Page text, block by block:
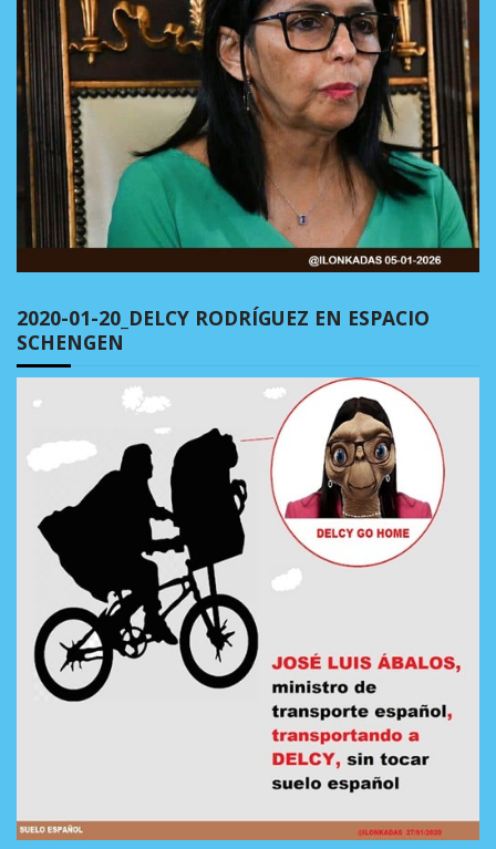
2020-01-20_DELCY RODRÍGUEZ EN ESPACIO
SCHENGEN